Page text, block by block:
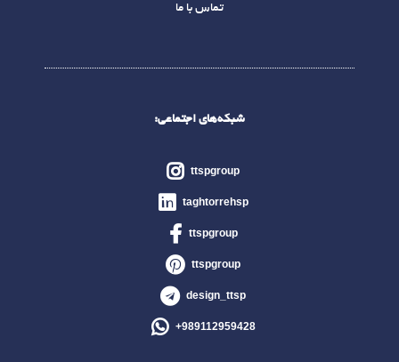
تماس با ما
شبکه‌های اجتماعی:
ttspgroup
taghtorrehsp
ttspgroup
ttspgroup
design_ttsp
989112959428+